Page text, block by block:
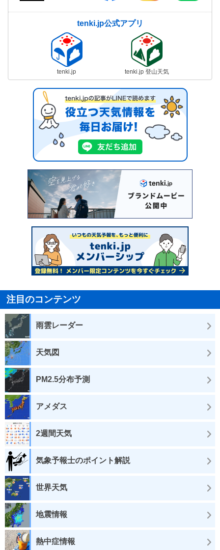
tenki.jp公式アプリ
tenki.jp tenki.jp 登山天気
注目のコンテンツ
雨雲レーダー
天気図
PM2.5分布予測
アメダス
2週間天気
気象予報士のポイント解説
世界天気
地震情報
熱中症情報